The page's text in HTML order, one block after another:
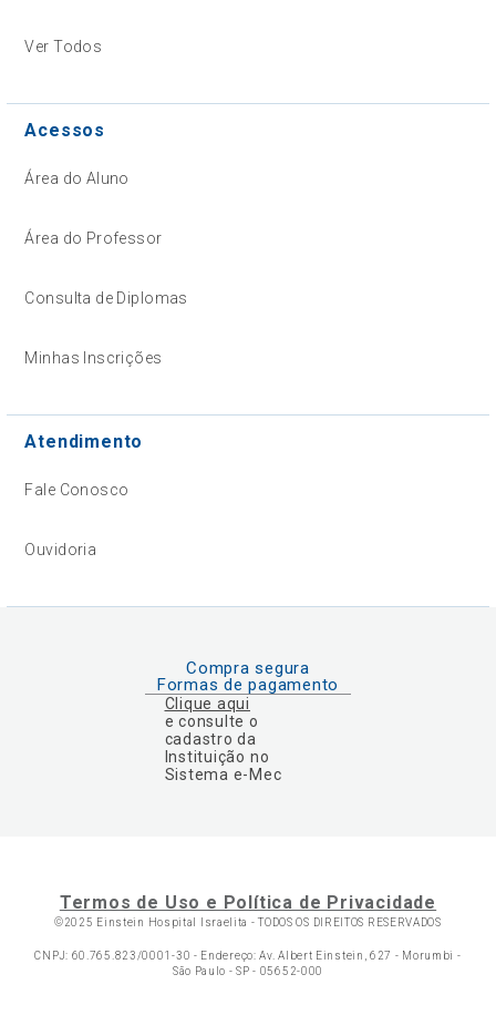
Ver Todos
Acessos
Área do Aluno
Área do Professor
Consulta de Diplomas
Minhas Inscrições
Atendimento
Fale Conosco
Ouvidoria
Compra segura
Formas de pagamento
Clique aqui
e consulte o
cadastro da
Instituição no
Sistema e-Mec
Termos de Uso e Política de Privacidade
©2025 Einstein Hospital Israelita -TODOS OS DIREITOS RESERVADOS
CNPJ: 60.765.823/0001-30 - Endereço: Av. Albert Einstein, 627 - Morumbi -
São Paulo - SP - 05652-000